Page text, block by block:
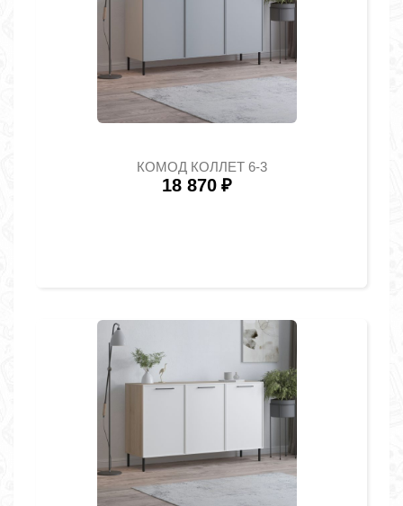
КОМОД КОЛЛЕТ 6-3
18 870 ₽